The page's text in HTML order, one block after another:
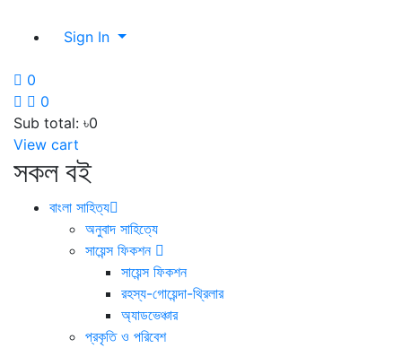
Sign In
0
0
Sub total: ৳0
View cart
সকল বই
বাংলা সাহিত্য
অনুবাদ সাহিত্যে
সায়েন্স ফিকশন
সায়েন্স ফিকশন
রহস্য-গোয়েন্দা-থ্রিলার
অ্যাডভেঞ্চার
প্রকৃতি ও পরিবেশ